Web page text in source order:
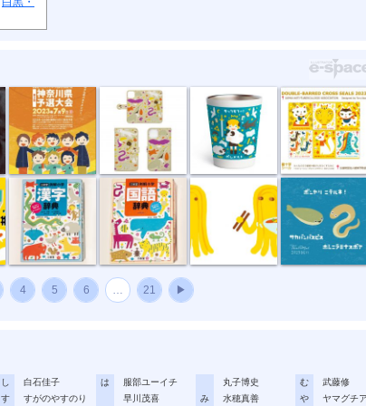
“複十字シー...
例解小学 漢... 例解小学 国... タンメンの仙... ボンヤリ ニ...
4 5 6 … 21 ▶
し
白石佳子
す
すがのやすのり
は
服部ユーイチ
早川茂喜
丸子博史
み
水穂真善
む
武藤修
や
ヤマグチ